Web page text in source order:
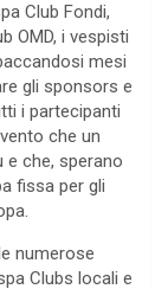
Club Fondi,
OMD, i vespisti
mesi
gli sponsors e
i partecipanti
che un
che, sperano
fissa per gli
numerose
Clubs locali e